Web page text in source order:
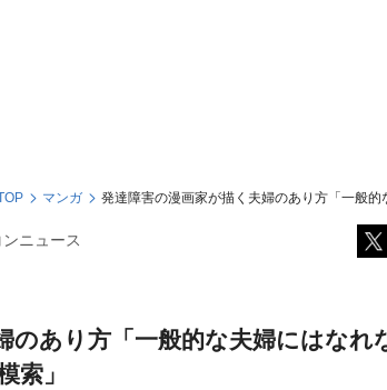
マンガ 発達障害の漫画家が描く夫婦のあり方「一般的
ニュース
のあり方「一般的な夫婦にはなれ
索」